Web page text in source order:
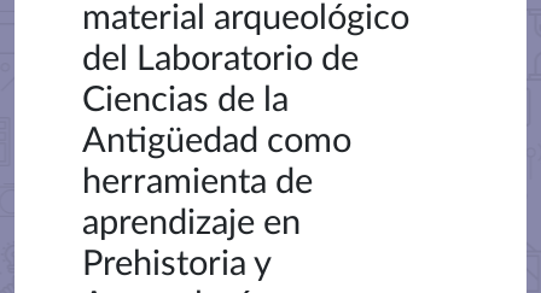
material arqueológico
del Laboratorio de
Ciencias de la
Antigüedad como
herramienta de
aprendizaje en
Prehistoria y